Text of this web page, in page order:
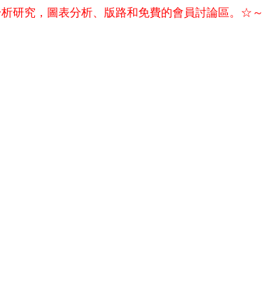
研究，圖表分析、版路和免費的會員討論區。☆～